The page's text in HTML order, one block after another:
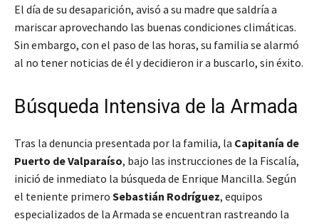
El día de su desaparición, avisó a su madre que saldría a
mariscar aprovechando las buenas condiciones climáticas.
Sin embargo, con el paso de las horas, su familia se alarmó
al no tener noticias de él y decidieron ir a buscarlo, sin éxito.
Búsqueda Intensiva de la Armada
Tras la denuncia presentada por la familia, la Capitanía de
Puerto de Valparaíso, bajo las instrucciones de la Fiscalía,
inició de inmediato la búsqueda de Enrique Mancilla. Según
el teniente primero Sebastián Rodríguez, equipos
especializados de la Armada se encuentran rastreando la